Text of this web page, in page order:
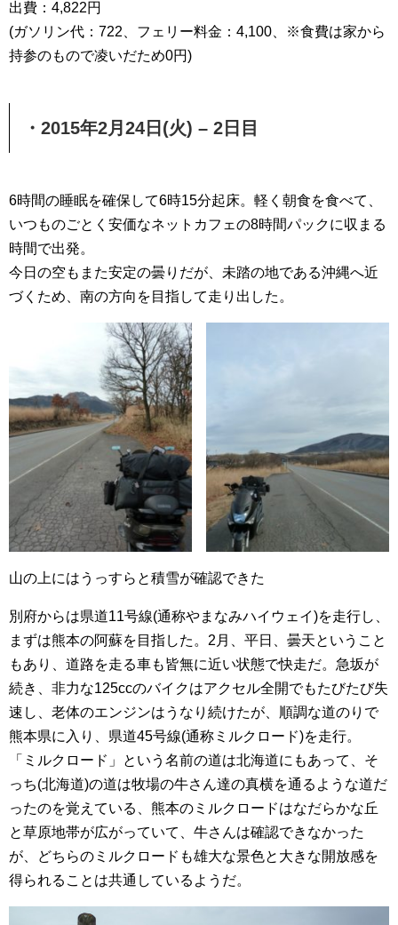
出費：4,822円
(ガソリン代：722、フェリー料金：4,100、※食費は家から
持参のもので凌いだため0円)
・2015年2月24日(火) – 2日目
6時間の睡眠を確保して6時15分起床。軽く朝食を食べて、
いつものごとく安価なネットカフェの8時間パックに収まる
時間で出発。
今日の空もまた安定の曇りだが、未踏の地である沖縄へ近
づくため、南の方向を目指して走り出した。
山の上にはうっすらと積雪が確認できた
別府からは県道11号線(通称やまなみハイウェイ)を走行し、
まずは熊本の阿蘇を目指した。2月、平日、曇天ということ
もあり、道路を走る車も皆無に近い状態で快走だ。急坂が
続き、非力な125ccのバイクはアクセル全開でもたびたび失
速し、老体のエンジンはうなり続けたが、順調な道のりで
熊本県に入り、県道45号線(通称ミルクロード)を走行。
「ミルクロード」という名前の道は北海道にもあって、そ
っち(北海道)の道は牧場の牛さん達の真横を通るような道だ
ったのを覚えている、熊本のミルクロードはなだらかな丘
と草原地帯が広がっていて、牛さんは確認できなかった
が、どちらのミルクロードも雄大な景色と大きな開放感を
得られることは共通しているようだ。